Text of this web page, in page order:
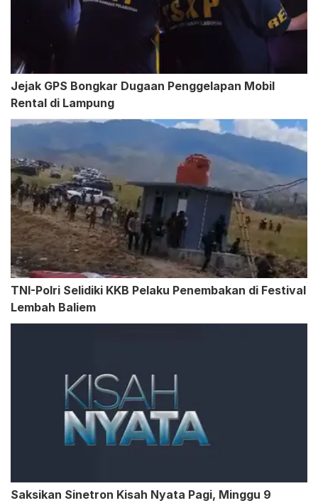
Jejak GPS Bongkar Dugaan Penggelapan Mobil
Rental di Lampung
TNI-Polri Selidiki KKB Pelaku Penembakan di Festival
Lembah Baliem
Saksikan Sinetron Kisah Nyata Pagi, Minggu 9